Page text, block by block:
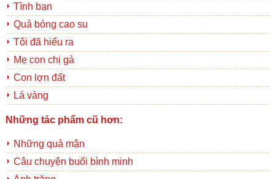
Tình bạn
Quả bóng cao su
Tôi đã hiểu ra
Mẹ con chị gà
Con lợn đất
Lá vàng
Những tác phẩm cũ hơn:
Những quả mận
Câu chuyện buổi bình minh